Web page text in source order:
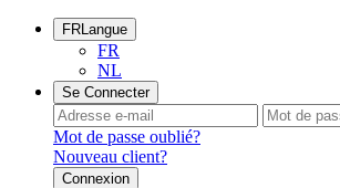
FRLangue
FR
NL
Se Connecter
Mot de passe oublié?
Nouveau client?
Connexion